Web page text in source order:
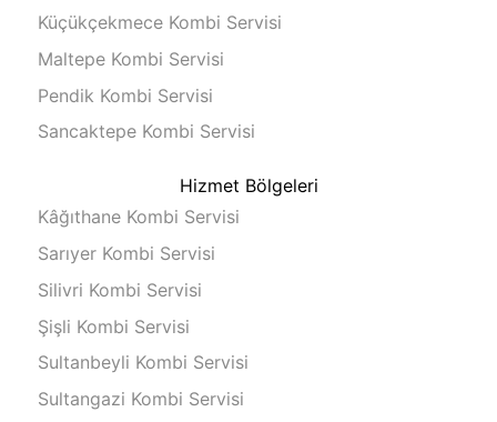
Küçükçekmece Kombi Servisi
Maltepe Kombi Servisi
Pendik Kombi Servisi
Sancaktepe Kombi Servisi
Hizmet Bölgeleri
Kâğıthane Kombi Servisi
Sarıyer Kombi Servisi
Silivri Kombi Servisi
Şişli Kombi Servisi
Sultanbeyli Kombi Servisi
Sultangazi Kombi Servisi